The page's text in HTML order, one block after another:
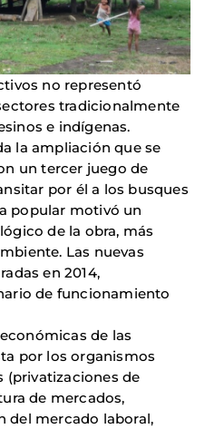
no representó
tradicionalmente
e indígenas.
la ampliación que se
un tercer juego de
por él a los busques
popular motivó un
de la obra, más
Las nuevas
en 2014,
de funcionamiento
de las
por los organismos
(privatizaciones de
de mercados,
del mercado laboral,